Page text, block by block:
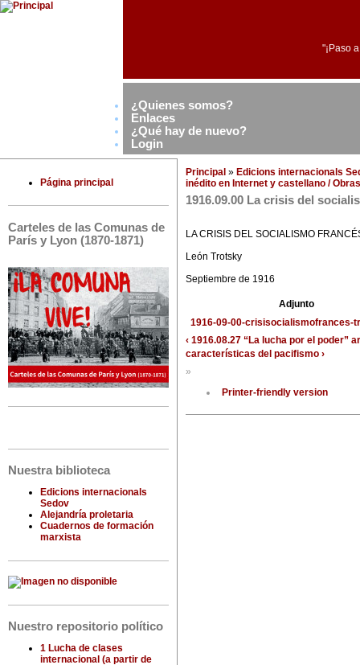
"¡Paso
¿Quienes somos?
Enlaces
¿Qué hay de nuevo?
Login
Página principal
Carteles de las Comunas de
París y Lyon (1870-1871)
Nuestra biblioteca
Edicions internacionals
Sedov
Alejandría proletaria
Cuadernos de formación
marxista
Nuestro repositorio político
1 Lucha de clases
internacional (a partir de
Principal » Edicions internacionals
inédito en Internet y castellano /
1916.09.00 La crisis del
LA CRISIS DEL SOCIALISMO
León Trotsky
Septiembre de 1916
Adjunto
1916-09-00-crisisocialismofrances-
‹ 1916.08.27 “La lucha por el poder”
características del pacifismo ›
»
Printer-friendly version